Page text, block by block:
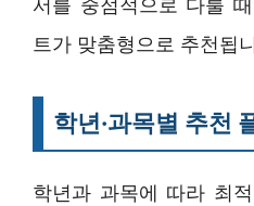
서를 중점적으로 다룰
트가 맞춤형으로 추천됩
학년·과목별 추천
학년과 과목에 따라 최